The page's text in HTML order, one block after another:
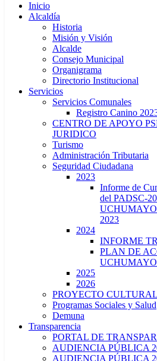
Inicio
Alcaldía
Historia
Misión y Visión
Alcalde
Consejo Municipal
Organigrama
Directorio Institucional
Servicios
Servicios Comunales
Registro Canino
CENTRO DE APOYO
JURIDICO
Turismo
Administración Tributaria
Seguridad Ciudadana
2023
Informe de
del PADSC-
UCHUMAYO
2023
2024
INFORME
PLAN DE
UCHUMAYO
2025
2026
PROYECTO
Programas Sociales y Salud
Demuna
Transparencia
PORTAL DE
AUDIENCIA PÚBLICA
AUDIENCIA PÚBLICA